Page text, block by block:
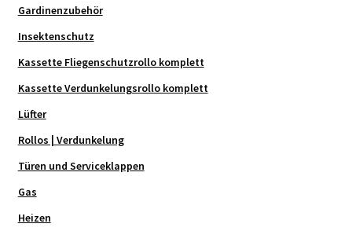
Gardinenzubehör
Insektenschutz
Kassette Fliegenschutzrollo komplett
Kassette Verdunkelungsrollo komplett
Lüfter
Rollos | Verdunkelung
Türen und Serviceklappen
Gas
Heizen